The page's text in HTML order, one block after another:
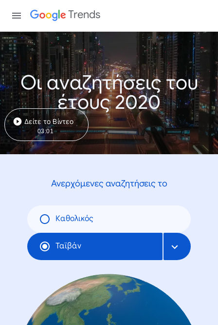
Trends
Οι αναζητήσεις του
έτους 2020
Δείτε το Βίντεο
03:01
Ανερχόμενες αναζητήσεις το
Καθολικός
Ταϊβάν